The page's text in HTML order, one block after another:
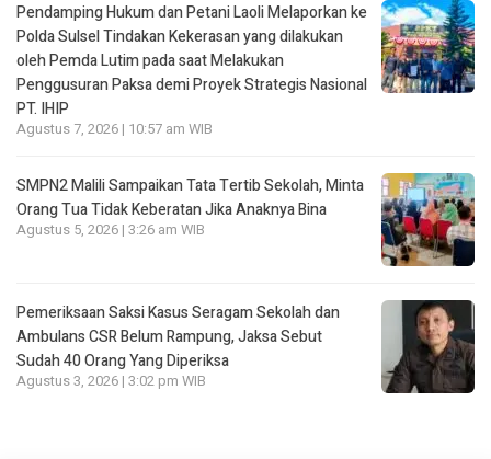
Pendamping Hukum dan Petani Laoli Melaporkan ke
Polda Sulsel Tindakan Kekerasan yang dilakukan
oleh Pemda Lutim pada saat Melakukan
Penggusuran Paksa demi Proyek Strategis Nasional
PT. IHIP
Agustus 7, 2026 | 10:57 am WIB
SMPN2 Malili Sampaikan Tata Tertib Sekolah, Minta
Orang Tua Tidak Keberatan Jika Anaknya Bina
Agustus 5, 2026 | 3:26 am WIB
Pemeriksaan Saksi Kasus Seragam Sekolah dan
Ambulans CSR Belum Rampung, Jaksa Sebut
Sudah 40 Orang Yang Diperiksa
Agustus 3, 2026 | 3:02 pm WIB